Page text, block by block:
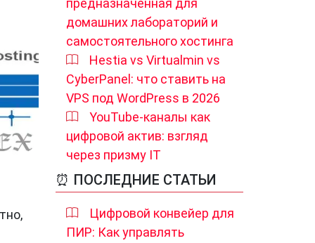
предназначенная для
домашних лабораторий и
самостоятельного хостинга
Hestia vs Virtualmin vs
CyberPanel: что ставить на
VPS под WordPress в 2026
YouTube-каналы как
цифровой актив: взгляд
через призму IT
⏰ ПОСЛЕДНИЕ СТАТЬИ
Цифровой конвейер для
ПИР: Как управлять